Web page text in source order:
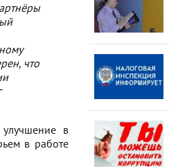
что
в
в работе